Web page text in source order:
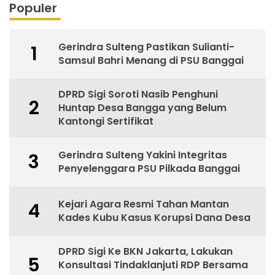
Populer
1
Gerindra Sulteng Pastikan Sulianti-
Samsul Bahri Menang di PSU Banggai
2
DPRD Sigi Soroti Nasib Penghuni
Huntap Desa Bangga yang Belum
Kantongi Sertifikat
3
Gerindra Sulteng Yakini Integritas
Penyelenggara PSU Pilkada Banggai
4
Kejari Agara Resmi Tahan Mantan
Kades Kubu Kasus Korupsi Dana Desa
5
DPRD Sigi Ke BKN Jakarta, Lakukan
Konsultasi Tindaklanjuti RDP Bersama